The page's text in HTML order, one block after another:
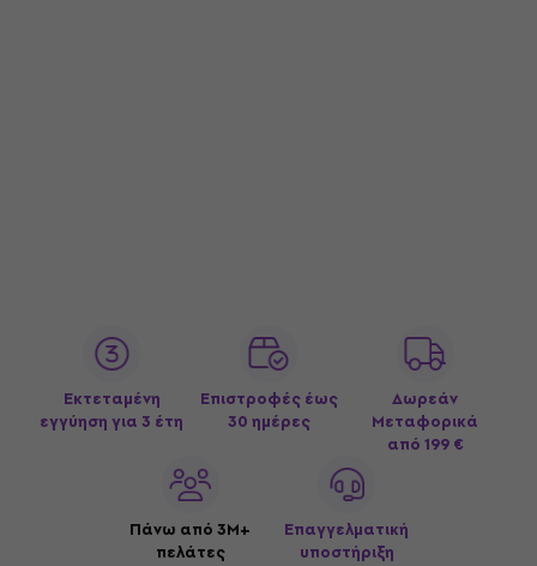
Εκτεταμένη
εγγύηση για 3 έτη
Επιστροφές έως
30 ημέρες
Δωρεάν
Μεταφορικά
από 199 €
Πάνω από 3M+
πελάτες
Επαγγελματική
υποστήριξη